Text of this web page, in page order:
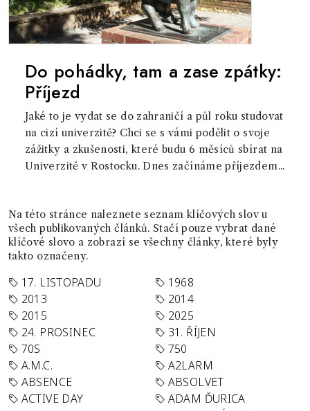
Do pohádky, tam a zase zpátky:
Příjezd
Jaké to je vydat se do zahraničí a půl roku studovat
na cizí univerzitě? Chci se s vámi podělit o svoje
zážitky a zkušenosti, které budu 6 měsíců sbírat na
Univerzitě v Rostocku. Dnes začínáme příjezdem...
Na této stránce naleznete seznam klíčových slov u
všech publikovaných článků. Stačí pouze vybrat dané
klíčové slovo a zobrazí se všechny články, které byly
takto označeny.
17. LISTOPADU
1968
2013
2014
2015
2025
24. PROSINEC
31. ŘÍJEN
70S
750
A.M.C.
A2LARM
ABSENCE
ABSOLVET
ACTIVE DAY
ADAM ĎURICA